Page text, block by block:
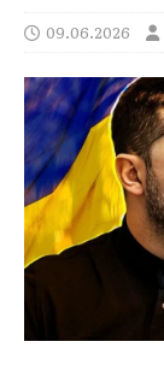
09.06.2026